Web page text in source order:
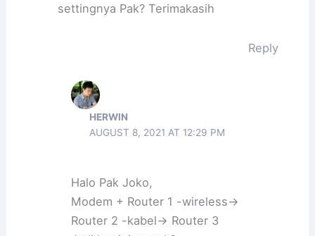
settingnya Pak? Terimakasih
Reply
HERWIN
AUGUST 8, 2021 AT 12:29 PM
Halo Pak Joko,
Modem + Router 1 -wireless->
Router 2 -kabel-> Router 3